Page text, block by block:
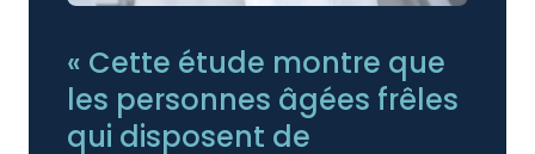
« Cette étude montre que
les personnes âgées frêles
qui disposent de